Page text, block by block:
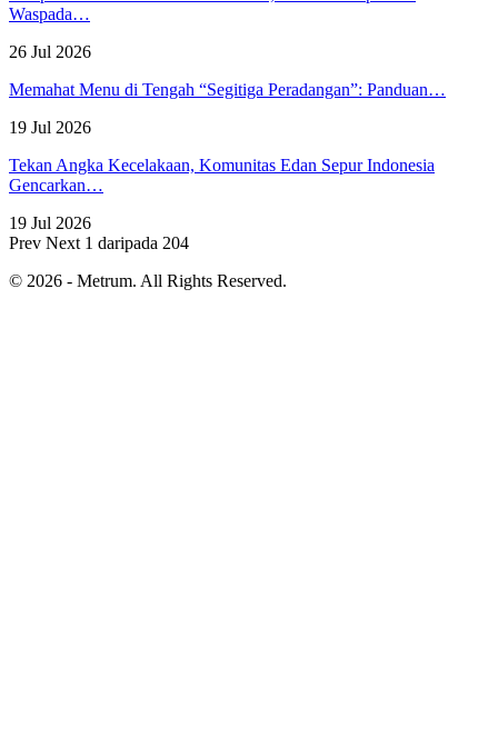
Waspada…
26 Jul 2026
Memahat Menu di Tengah “Segitiga Peradangan”: Panduan…
19 Jul 2026
Tekan Angka Kecelakaan, Komunitas Edan Sepur Indonesia
Gencarkan…
19 Jul 2026
Prev Next 1 daripada 204
© 2026 - Metrum. All Rights Reserved.